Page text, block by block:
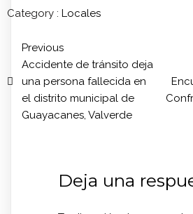
Category : Locales
Previous
Accidente de tránsito deja
una persona fallecida en
el distrito municipal de
Guayacanes, Valverde
Deja una